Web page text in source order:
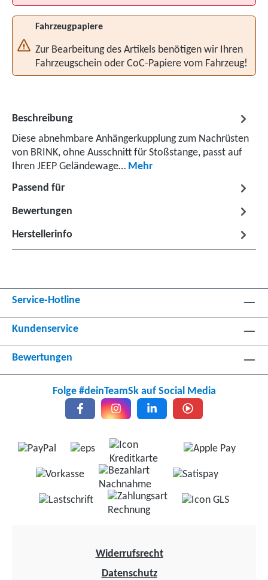
Fahrzeugpapiere
Zur Bearbeitung des Artikels benötigen wir Ihren
Fahrzeugschein oder CoC-Papiere vom Fahrzeug!
Beschreibung
Diese abnehmbare Anhängerkupplung zum Nachrüsten
von BRINK, ohne Ausschnitt für Stoßstange, passt auf
Ihren JEEP Geländewage… Mehr
Passend für
Bewertungen
Herstellerinfo
Service-Hotline
Kundenservice
Bewertungen
Folge #deinTeamSk auf Social Media
Widerrufsrecht
Datenschutz